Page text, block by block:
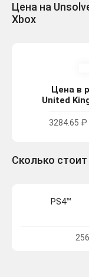
Цена на
Xbox
Цена в
United
3284.65 ₽
Сколько
PS4™